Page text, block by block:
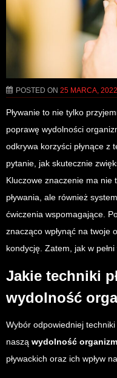
POSTED ON 25 MARCA, 2022
Pływanie to nie tylko
poprawę wydolności
odkrywa korzyści płynące z
pytanie, jak skutecznie
Kluczowe znaczenie ma nie
pływania, ale również
ćwiczenia wspomagające.
znacząco wpłynąć na twoje
kondycję. Zatem, jak w
Jakie techniki
wydolność
Wybór odpowiedniej techniki
naszą wydolność
pływackich oraz ich wpływ